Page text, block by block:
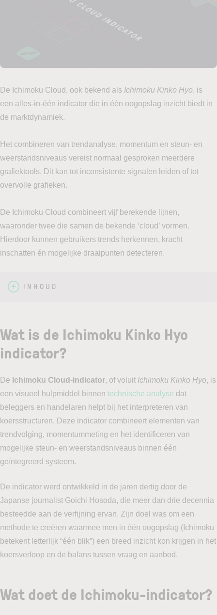
De Ichimoku Cloud, ook bekend als Ichimoku Kinko Hyo, is
een alles-in-één indicator die in één oogopslag inzicht biedt in
de marktdynamiek.
Het combineren van trendanalyse, momentum en steun- en
weerstandsniveaus vereist normaal gesproken meerdere
grafiektools. Dit kan tot inconsistente signalen leiden of tot
overvolle grafieken.
De Ichimoku Cloud combineert vijf berekende lijnen,
waaronder twee die samen de bekende ‘cloud’ vormen.
Hierdoor kunnen gebruikers trends herkennen, kracht
inschatten én mogelijke draaipunten detecteren.
INHOUD
Wat is de Ichimoku Kinko Hyo
indicator?
De Ichimoku Cloud-indicator, of voluit Ichimoku Kinko Hyo, is
een visueel hulpmiddel binnen technische analyse dat
beleggers en handelaren helpt bij het interpreteren van
koersstructuren. Deze indicator combineert elementen van
trendvolging, momentummeting en het identificeren van
mogelijke steun- en weerstandsniveaus binnen één
geïntegreerd systeem.
De indicator werd ontwikkeld in de jaren dertig door de
Japanse journalist Goichi Hosoda, die meer dan drie decennia
besteedde aan de verfijning ervan. Zijn doel was om een
methode te creëren waarmee men in één oogopslag (Ichimoku
betekent letterlijk “één blik”) een breed inzicht kon krijgen in het
koersverloop en de balans tussen vraag en aanbod.
Wat doet de Ichimoku-indicator?